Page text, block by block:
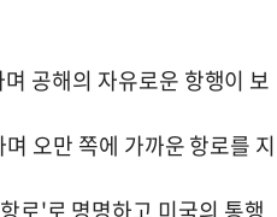
공해의 자유로운 항행이 보
오만 쪽에 가까운 항로를 지
로'로 명명하고 미국의 통행